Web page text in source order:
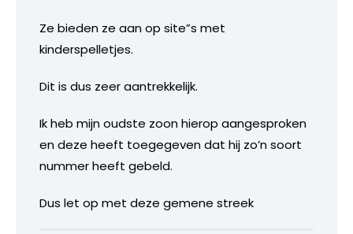
Ze bieden ze aan op site”s met
kinderspelletjes.
Dit is dus zeer aantrekkelijk.
Ik heb mijn oudste zoon hierop aangesproken
en deze heeft toegegeven dat hij zo’n soort
nummer heeft gebeld.
Dus let op met deze gemene streek